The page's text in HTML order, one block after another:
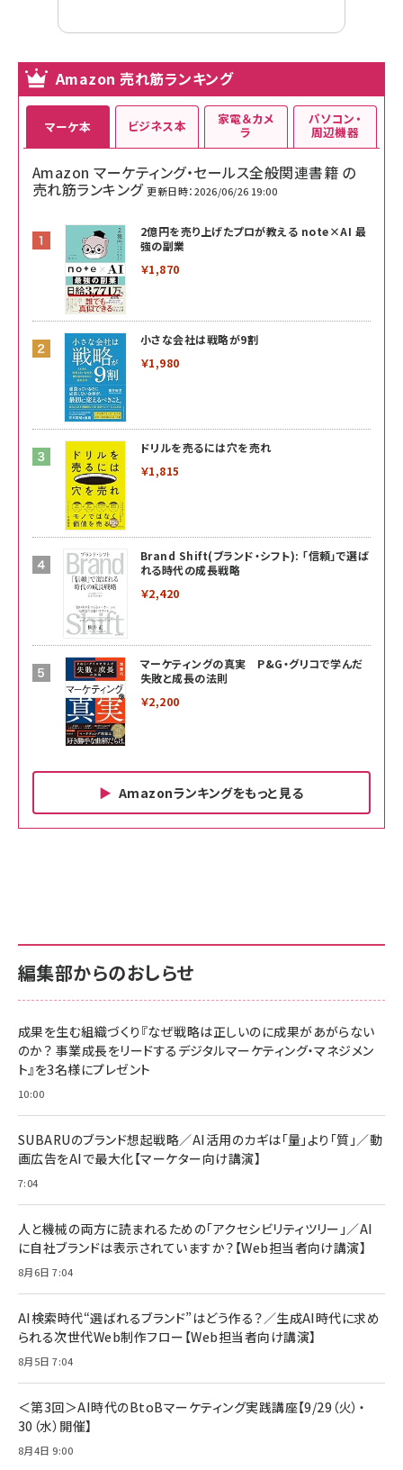
Amazon 売れ筋ランキング
マーケ本
Amazon マーケティング・セールス全般関連書籍 の
売れ筋ランキング 更新日時：2026/06/26 19:00
2億円を売り上げたプロが教える note×AI 最
強の副業
￥1,870
小さな会社は戦略が9割
￥1,980
ドリルを売るには穴を売れ
￥1,815
Brand Shift(ブランド・シフト): 「信頼」で選ば
れる時代の成長戦略
￥2,420
マーケティングの真実 P&G・グリコで学んだ
失敗と成長の法則
￥2,200
Amazonランキングをもっと見る
ビジネス本
￥880
anan(アンアン)2026/06/24号 No.2500増刊
スペシャルエディション[王道エンタメの矜持／
￥1,100
anan(アンアン)2026/07/08号 No.2502[2026
￥880
ママ投資家が育休中に１億貯めた株式投資
組織の成果を最大化する ルールのデザイン
￥1,980
Amazonランキングをもっと見る
家電＆カメ
ラ
サポート正規品 メーカー保証5年 KLMEA128G
NIMASO ガラスフィルム iPhone 17 用 保護フィ
すい ガイド枠付き いPhone17 (6.3インチ) 対応
2枚セット DSP25F1698
￥1,599
￥6,980
全ワイヤレスイヤホン/アクティブノイズキャンセリ
技術基準適合】ブラック
￥5,990
ケーブル Anker絡まないケーブル 240W 結束バン
ド付き USB PD対応 シリコン素材採用 iPhone
17 / 16 / 15 / Galaxy iPad Pro MacBook
Pro/Air 各種対応 (1.8m ミッドナイトブラック)
￥1,890
パソコン・
周辺機器
サポート正規品 メーカー保証5年 KLMEA128G
Amazon eギフトカード - Amazonロゴ - クラ
￥5,000
Anker PowerLine III Flow USB-C & USB-C
Pro/Air 各種対応 (1.8m ミッドナイトブラック)
￥1,890
サッポロ 生ビール 黒ラベル 350ml 缶 24本 ビー
ル ケース買い【6/30応募〆切! 黒ラベルビヤセラー
￥4,857
編集部からのおしらせ
成果を生む組織づくり『なぜ戦略は正しいのに成果があがらない
のか？ 事業成長をリードするデジタルマーケティング・マネジメン
ト』を3名様にプレゼント
10:00
SUBARUのブランド想起戦略／AI活用のカギは「量」より「質」／動
画広告をAIで最大化【マーケター向け講演】
7:04
人と機械の両方に読まれるための「アクセシビリティツリー」／AI
に自社ブランドは表示されていますか？【Web担当者向け講演】
8月6日 7:04
AI検索時代“選ばれるブランド”はどう作る？／生成AI時代に求め
られる次世代Web制作フロー【Web担当者向け講演】
8月5日 7:04
＜第3回＞AI時代のBtoBマーケティング実践講座【9/29（火）・
30（水）開催】
8月4日 9:00